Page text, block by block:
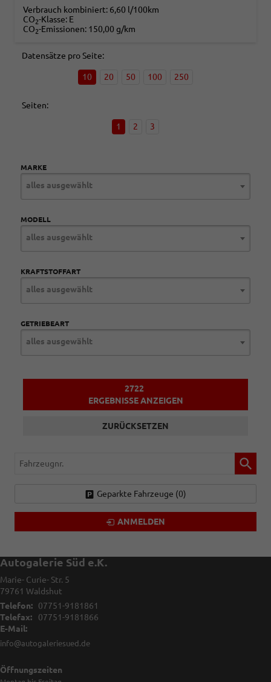
Verbrauch kombiniert: 6,60 l/100km
CO2-Klasse: E
CO2-Emissionen: 150,00 g/km
Datensätze pro Seite:
10 20 50 100 250
Seiten:
1 2 3
MARKE
alles ausgewählt
MODELL
alles ausgewählt
KRAFTSTOFFART
alles ausgewählt
GETRIEBEART
alles ausgewählt
2722
ERGEBNISSE ANZEIGEN
ZURÜCKSETZEN
Fahrzeugnr.
Geparkte Fahrzeuge (0)
ANMELDEN
Autogalerie Süd e.K.
Marie- Curie- Str. 5
79761 Waldshut
Telefon:
07751-9181861
Telefax:
07751-9181866
E-Mail:
info@autogaleriesued.de
Öffnungszeiten